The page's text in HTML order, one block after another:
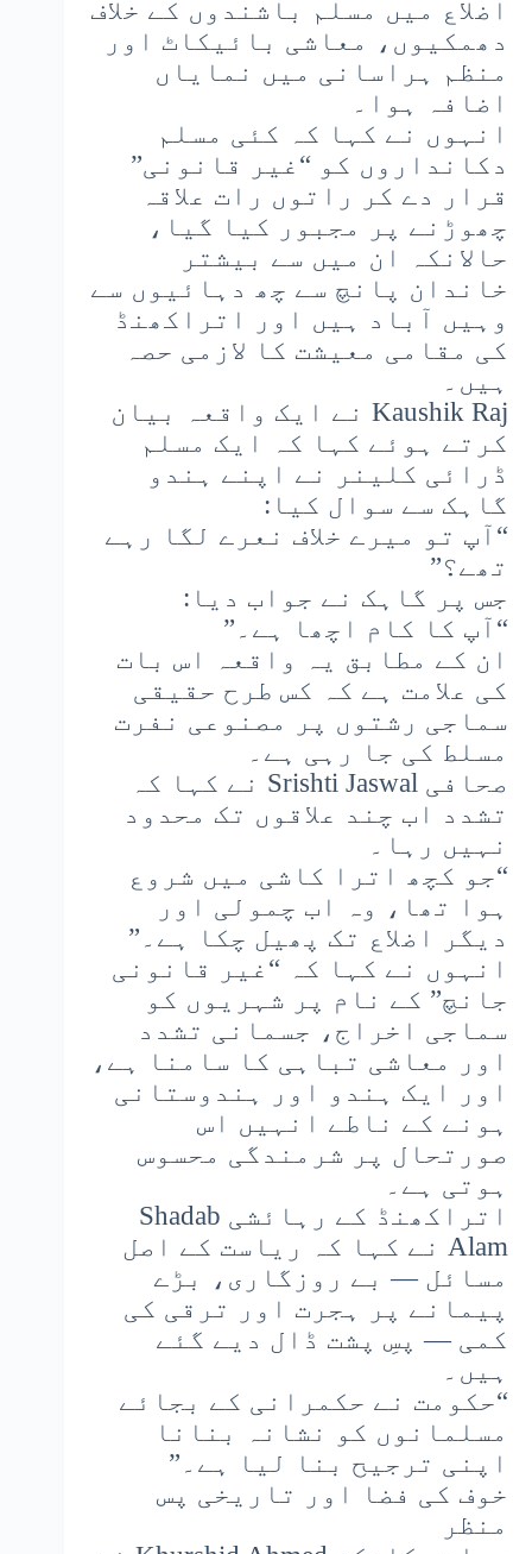
اضلاع میں مسلم باشندوں کے خلاف
دھمکیوں، معاشی بائیکاٹ اور
منظم ہراسانی میں نمایاں
اضافہ ہوا۔
انہوں نے کہا کہ کئی مسلم
دکانداروں کو “غیر قانونی”
قرار دے کر راتوں رات علاقہ
چھوڑنے پر مجبور کیا گیا،
حالانکہ ان میں سے بیشتر
خاندان پانچ سے چھ دہائیوں سے
وہیں آباد ہیں اور اتراکھنڈ
کی مقامی معیشت کا لازمی حصہ
ہیں۔
Kaushik Raj نے ایک واقعہ بیان
کرتے ہوئے کہا کہ ایک مسلم
ڈرائی کلینر نے اپنے ہندو
گاہک سے سوال کیا:
“آپ تو میرے خلاف نعرے لگا رہے
تھے؟”
جس پر گاہک نے جواب دیا:
“آپ کا کام اچھا ہے۔”
ان کے مطابق یہ واقعہ اس بات
کی علامت ہے کہ کس طرح حقیقی
سماجی رشتوں پر مصنوعی نفرت
مسلط کی جا رہی ہے۔
صحافی Srishti Jaswal نے کہا کہ
تشدد اب چند علاقوں تک محدود
نہیں رہا۔
“جو کچھ اترا کاشی میں شروع
ہوا تھا، وہ اب چمولی اور
دیگر اضلاع تک پھیل چکا ہے۔”
انہوں نے کہا کہ “غیر قانونی
جانچ” کے نام پر شہریوں کو
سماجی اخراج، جسمانی تشدد
اور معاشی تباہی کا سامنا ہے،
اور ایک ہندو اور ہندوستانی
ہونے کے ناطے انہیں اس
صورتحال پر شرمندگی محسوس
ہوتی ہے۔
اتراکھنڈ کے رہائشی Shadab
Alam نے کہا کہ ریاست کے اصل
مسائل — بے روزگاری، بڑے
پیمانے پر ہجرت اور ترقی کی
کمی — پسِ پشت ڈال دیے گئے
ہیں۔
“حکومت نے حکمرانی کے بجائے
مسلمانوں کو نشانہ بنانا
اپنی ترجیح بنا لیا ہے۔”
خوف کی فضا اور تاریخی پس
منظر